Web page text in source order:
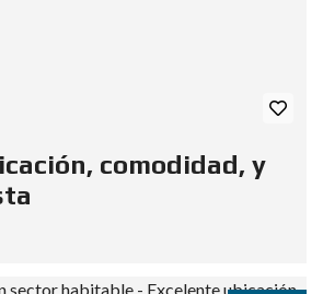
comodidad, y